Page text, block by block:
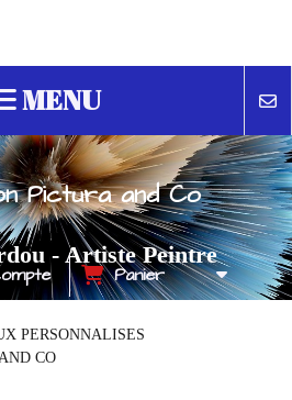
Pictura and Co
- Artiste Peintre
Panier
MENU
PERSONNALISES
CO